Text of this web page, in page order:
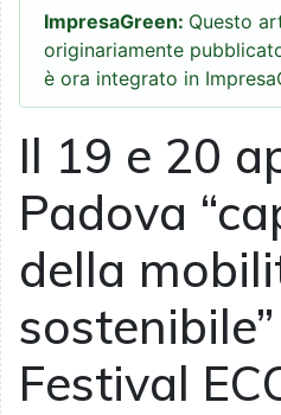
ImpresaGreen: Questo
originariamente
è ora integrato in
Il 19 e 20
Padova
della
Festival